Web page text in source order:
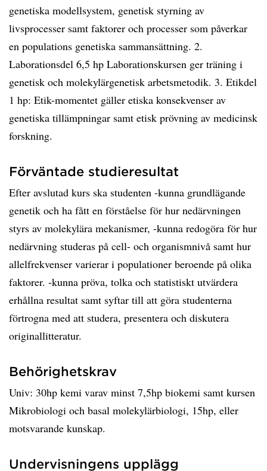
genetiska modellsystem, genetisk styrning av
livsprocesser samt faktorer och processer som påverkar
en populations genetiska sammansättning. 2.
Laborationsdel 6,5 hp Laborationskursen ger träning i
genetisk och molekylärgenetisk arbetsmetodik. 3. Etikdel
1 hp: Etik-momentet gäller etiska konsekvenser av
genetiska tillämpningar samt etisk prövning av medicinsk
forskning.
Förväntade studieresultat
Efter avslutad kurs ska studenten -kunna grundlägande
genetik och ha fått en förståelse för hur nedärvningen
styrs av molekylära mekanismer, -kunna redogöra för hur
nedärvning studeras på cell- och organismnivå samt hur
allelfrekvenser varierar i populationer beroende på olika
faktorer. -kunna pröva, tolka och statistiskt utvärdera
erhållna resultat samt syftar till att göra studenterna
förtrogna med att studera, presentera och diskutera
originallitteratur.
Behörighetskrav
Univ: 30hp kemi varav minst 7,5hp biokemi samt kursen
Mikrobiologi och basal molekylärbiologi, 15hp, eller
motsvarande kunskap.
Undervisningens upplägg